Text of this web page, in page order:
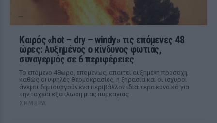
Καιρός «hot – dry – windy» τις επόμενες 48
ώρες: Αυξημένος ο κίνδυνος φωτιάς,
συναγερμός σε 6 περιφέρειες
Το επόμενο 48ωρο, επομένως, απαιτεί αυξημένη προσοχή,
καθώς οι υψηλές θερμοκρασίες, η ξηρασία και οι ισχυροί
άνεμοι δημιουργούν ένα περιβάλλον ιδιαίτερα ευνοϊκό για
την ταχεία εξάπλωση μιας πυρκαγιάς
ΣΉΜΕΡΑ